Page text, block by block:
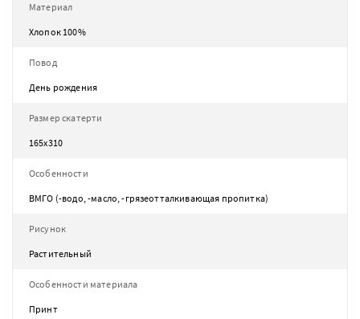
Материал
Хлопок 100%
Повод
День рождения
Размер скатерти
165х310
Особенности
ВМГО (-водо, -масло, -грязеотталкивающая пропитка)
Рисунок
Растительный
Особенности материала
Принт